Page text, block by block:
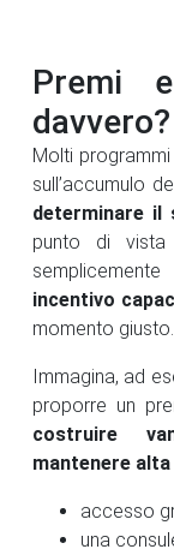
Premi
davvero?
Molti
sull’accumulo
determinare il
punto di
incentivo
momento giusto.
Immagina, ad
proporre un
costruire
mantenere
accesso
una